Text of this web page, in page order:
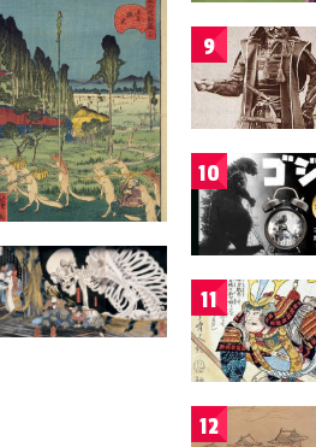
9
10
11
12